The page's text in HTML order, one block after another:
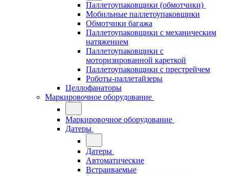
Паллетоупаковщики (обмотчики)
Мобильные паллетоупаковщики
Обмотчики багажа
Паллетоупаковщики с механическим
натяжением
Паллетоупаковщики с
моторизированной кареткой
Паллетоупаковщики с престрейчем
Роботы-паллетайзеры
Целлофанаторы
Маркировочное оборудование
Маркировочное оборудование
Датеры
Датеры
Автоматические
Встраиваемые